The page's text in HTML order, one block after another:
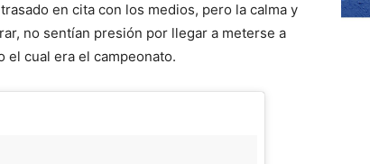
en cita con los medios, pero la calma y
no sentían presión por llegar a meterse a
el cual era el campeonato.